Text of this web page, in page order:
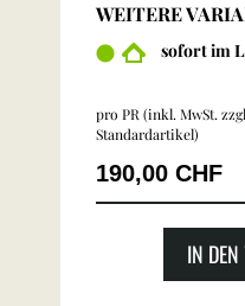
WEITERE
sofort im
pro PR (inkl. MwSt.
Standardartikel)
190,00 CHF
IN